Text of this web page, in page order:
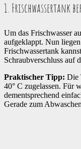
1. Frischwassertank
Um das Frischwasser
aufgeklappt. Nun
Frischwassertank
Schraubverschluss auf
Praktischer Tipp: Die
40° C zugelassen. Für
dementsprechend
Gerade zum